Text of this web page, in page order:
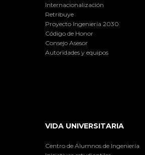
Internacionalización
Retribuye
Proyecto Ingeniería 2030
Código de Honor
Consejo Asesor
Autoridades y equipos
VIDA UNIVERSITARIA
Centro de Alumnos de Ingeniería